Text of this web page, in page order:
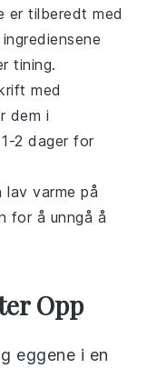
er tilberedt med
tining.
med
dem i
2 dager for
lav varme på
for å unngå å
Opp
eggene i en